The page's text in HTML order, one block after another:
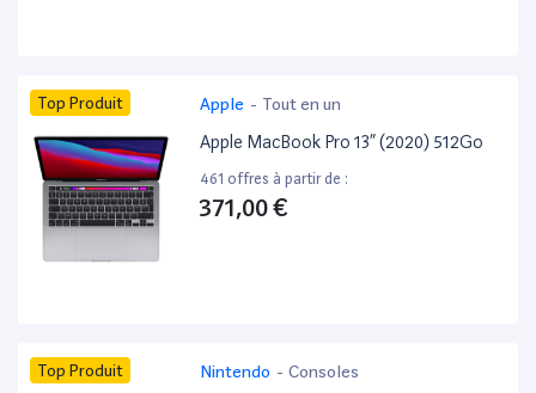
Top Produit Apple - Tout en un
Apple MacBook Pro 13” (2020) 512Go
461 offres à partir de :
371,00 €
Top Produit Nintendo - Consoles